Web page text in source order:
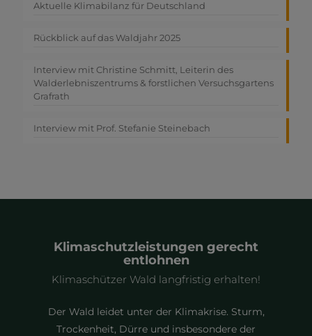
Aktuelle Klimabilanz für Deutschland
Rückblick auf das Waldjahr 2025
Interview mit Christine Schmitt, Leiterin des
Walderlebniszentrums & forstlichen Versuchsgartens
Grafrath
Interview mit Prof. Stefanie Steinebach
Klimaschutzleistungen gerecht
entlohnen
Klimaschützer Wald langfristig erhalten!
Der Wald leidet unter der Klimakrise. Sturm,
Trockenheit, Dürre und insbesondere der